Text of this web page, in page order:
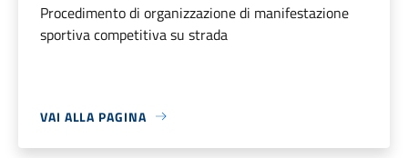
Procedimento di organizzazione di manifestazione
sportiva competitiva su strada
VAI ALLA PAGINA